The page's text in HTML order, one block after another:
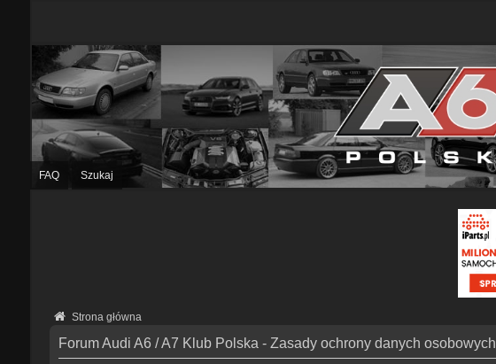
FAQ Szukaj
Strona główna
Forum Audi A6 / A7 Klub Polska - Zasady ochrony danych osobowych